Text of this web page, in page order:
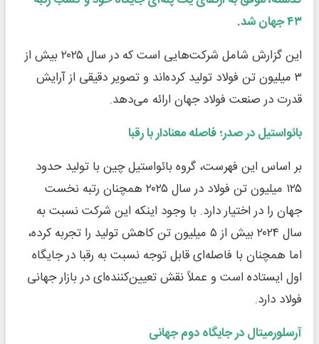
۴۳ جهان شد.
این گزارش شامل شرکت‌هایی است که در سال ۲۰۲۵ بیش از
۳ میلیون تن فولاد تولید کرده‌اند و تصویر دقیقی از آرایش
قدرت در صنعت فولاد جهان ارائه می‌دهد.
بائواستیل در صدر؛ فاصله معنادار با رقبا
بر اساس این فهرست، گروه بائواستیل چین با تولید حدود
۱۲۵ میلیون تن فولاد در سال ۲۰۲۵ همچنان رتبه نخست
جهان را در اختیار دارد. با وجود اینکه این شرکت نسبت به
سال ۲۰۲۴ بیش از ۵ میلیون تن کاهش تولید را تجربه کرده،
اما همچنان با فاصله‌ای قابل توجه نسبت به رقبا در جایگاه
اول ایستاده است و عملاً نقش تعیین‌کننده‌ای در بازار جهانی
فولاد دارد.
آرسلورمیتال در جایگاه دوم جهانی